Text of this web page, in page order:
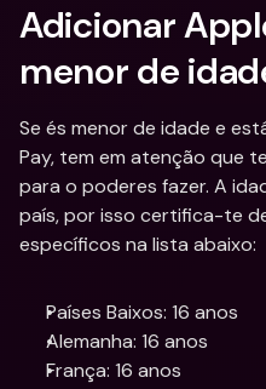
Adicionar
menor de
Se és menor de idade e
Pay, tem em atenção que
para o poderes fazer. A
país, por isso certifica-te
específicos na lista abaixo:
Países Baixos: 16 anos
Alemanha: 16 anos
França: 16 anos